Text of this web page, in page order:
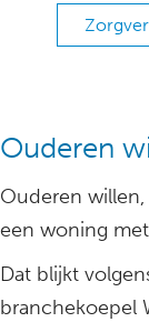
Ouderen
Ouderen
een woning
Dat blijkt
branchekoepel